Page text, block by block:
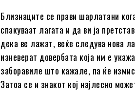
Близнаците се прави шарлатани
спакуваат лагата и да ви ја
дека ве лажат, веќе следува нова
изневерат довербата која им е
заборавиле што кажале, па ќе
Затоа се и знакот кој најлесно